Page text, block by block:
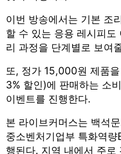
이번 방송에서는 기본 조
할 수 있는 응용 레시피
리 과정을 단계별로 보여
또, 정가 15,000원 제품
3% 할인)에 판매하는 소
이벤트를 진행한다.
본 라이브커머스는 백석
중소벤처기업부 특화역
행된다. 지역 내에서 주